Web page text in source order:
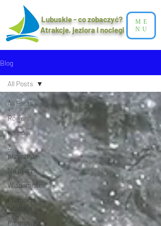
Lubuskie - co zobaczyć?
Atrakcje, jeziora i noclegi​
ME
NU
Blog
All Posts
Rower
Kamper
Z
przyczepą
Na pieszo
Wiadomości
Promocja
lubuskie
Promocje z
All Posts